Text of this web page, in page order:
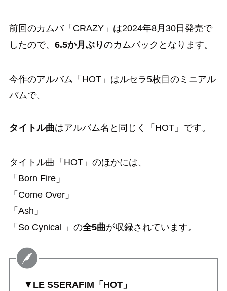
前回のカムバ「CRAZY」は2024年8月30日発売で
したので、 6.5か月ぶりのカムバックとなります。
今作のアルバム「HOT」はルセラ5枚目のミニアル
バムで、
タイトル曲はアルバム名と同じく「HOT」です。
タイトル曲「HOT」のほかには、
「Born Fire」
「Come Over」
「Ash」
「So Cynical 」の全5曲が収録されています。
▼ LE SSERAFIM「HOT」